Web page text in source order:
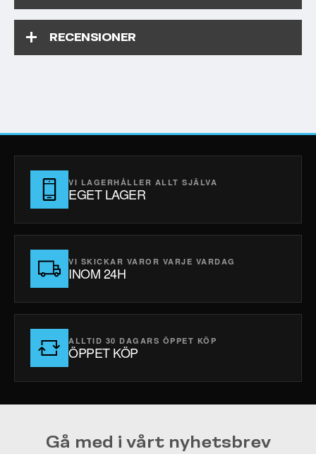
RECENSIONER
VI LAGERHÅLLER ALLT SJÄLVA
EGET LAGER
VI SKICKAR VAROR VARJE VARDAG
INOM 24H
ALLTID 30 DAGARS ÖPPET KÖP
ÖPPET KÖP
Gå med i vårt nyhetsbrev